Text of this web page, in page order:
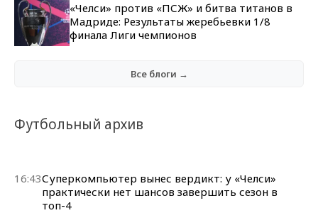
«Челси» против «ПСЖ» и битва титанов в
Мадриде: Результаты жеребьевки 1/8
финала Лиги чемпионов
Все блоги →
Футбольный архив
16:43Суперкомпьютер вынес вердикт: у «Челси»
практически нет шансов завершить сезон в
топ-4